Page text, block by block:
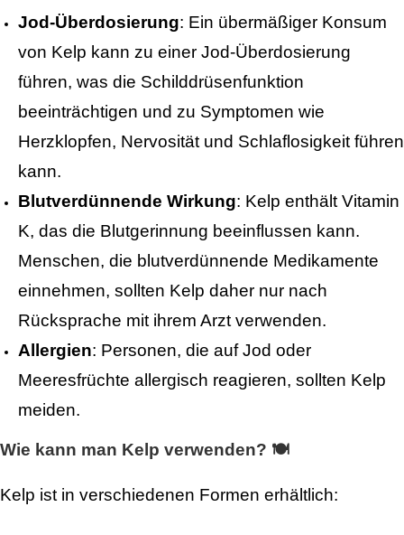
Jod-Überdosierung: Ein übermäßiger Konsum
von Kelp kann zu einer Jod-Überdosierung
führen, was die Schilddrüsenfunktion
beeinträchtigen und zu Symptomen wie
Herzklopfen, Nervosität und Schlaflosigkeit führen
kann.
Blutverdünnende Wirkung: Kelp enthält Vitamin
K, das die Blutgerinnung beeinflussen kann.
Menschen, die blutverdünnende Medikamente
einnehmen, sollten Kelp daher nur nach
Rücksprache mit ihrem Arzt verwenden.
Allergien: Personen, die auf Jod oder
Meeresfrüchte allergisch reagieren, sollten Kelp
meiden.
Wie kann man Kelp verwenden? 🍽️
Kelp ist in verschiedenen Formen erhältlich: